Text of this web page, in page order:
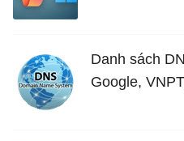
Danh sách
Google,